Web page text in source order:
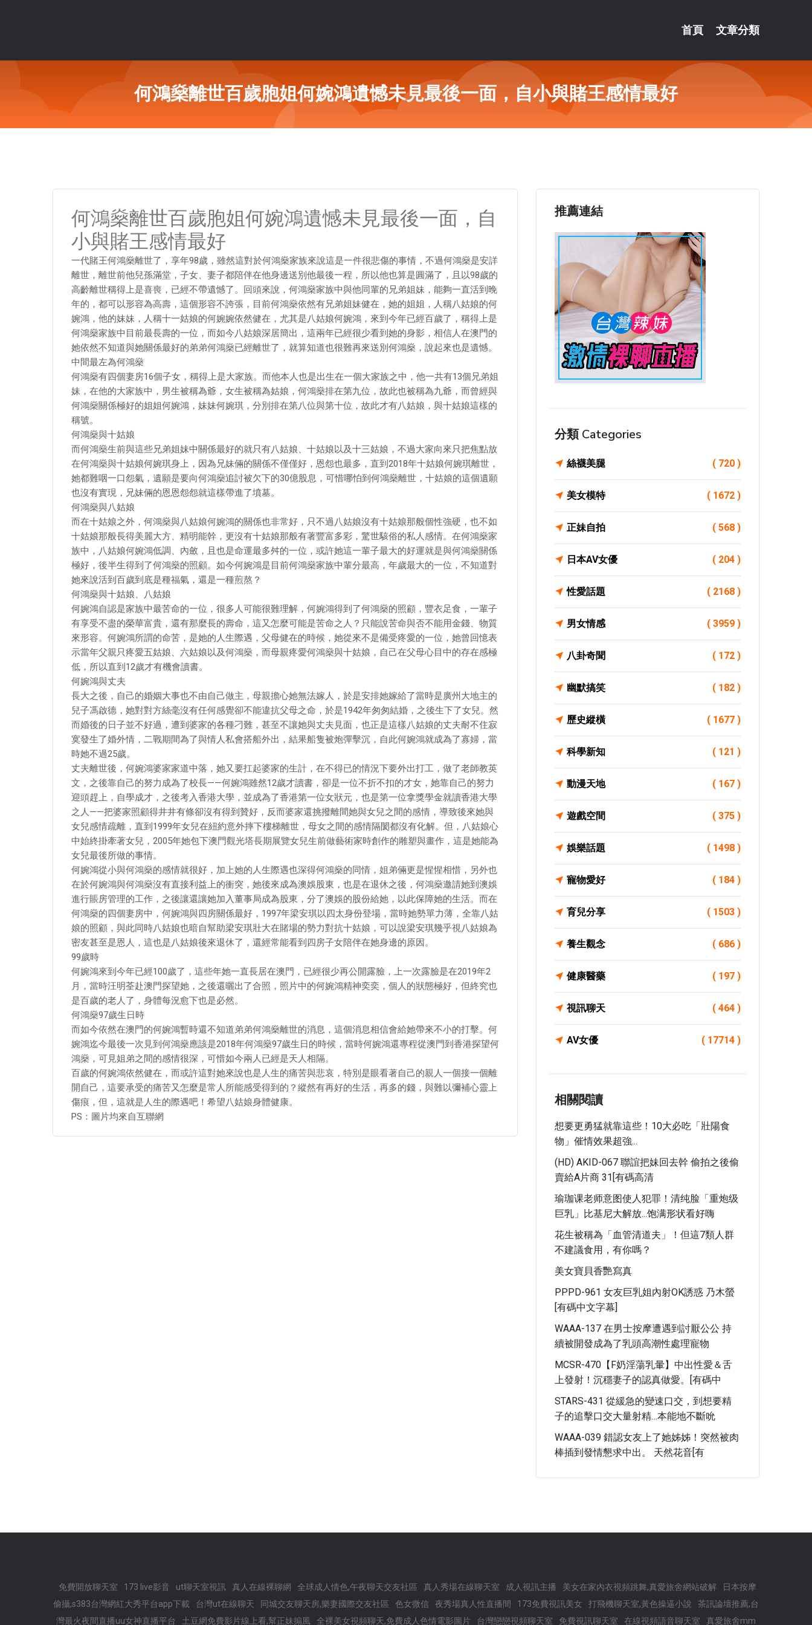
首頁 文章分類
何鴻燊離世百歲胞姐何婉鴻遺憾未見最後一面，自小與賭王感情最好
何鴻燊離世百歲胞姐何婉鴻遺憾未見最後一面，自
小與賭王感情最好
一代賭王何鴻燊離世了，享年98歲，雖然這對於何鴻燊家族來說這是一件很悲傷的事情，不過何鴻燊是安詳
離世，離世前他兒孫滿堂，子女、妻子都陪伴在他身邊送別他最後一程，所以他也算是圓滿了，且以98歲的
高齡離世稱得上是喜喪，已經不帶遺憾了。回頭來說，何鴻燊家族中與他同輩的兄弟姐妹，能夠一直活到晚
年的，都可以形容為高壽，這個形容不誇張，目前何鴻燊依然有兄弟姐妹健在，她的姐姐，人稱八姑娘的何
婉鴻，他的妹妹，人稱十一姑娘的何婉婉依然健在，尤其是八姑娘何婉鴻，來到今年已經百歲了，稱得上是
何鴻燊家族中目前最長壽的一位，而如今八姑娘深居簡出，這兩年已經很少看到她的身影，相信人在澳門的
她依然不知道與她關係最好的弟弟何鴻燊已經離世了，就算知道也很難再來送別何鴻燊，說起來也是遺憾。
中間最左為何鴻燊
何鴻燊有四個妻房16個子女，稱得上是大家族。而他本人也是出生在一個大家族之中，他一共有13個兄弟姐
妹，在他的大家族中，男生被稱為爺，女生被稱為姑娘，何鴻燊排在第九位，故此也被稱為九爺，而曾經與
何鴻燊關係極好的姐姐何婉鴻，妹妹何婉琪，分別排在第八位與第十位，故此才有八姑娘，與十姑娘這樣的
稱號。
何鴻燊與十姑娘
而何鴻燊生前與這些兄弟姐妹中關係最好的就只有八姑娘、十姑娘以及十三姑娘，不過大家向來只把焦點放
在何鴻燊與十姑娘何婉琪身上，因為兄妹倆的關係不僅僅好，恩怨也最多，直到2018年十姑娘何婉琪離世，
她都難咽一口怨氣，遺願是要向何鴻燊追討被欠下的30億股息，可惜哪怕到何鴻燊離世，十姑娘的這個遺願
也沒有實現，兄妹倆的恩恩怨怨就這樣帶進了墳墓。
何鴻燊與八姑娘
而在十姑娘之外，何鴻燊與八姑娘何婉鴻的關係也非常好，只不過八姑娘沒有十姑娘那般個性強硬，也不如
十姑娘那般長得美麗大方、精明能幹，更沒有十姑娘那般有著豐富多彩，驚世駭俗的私人感情。在何鴻燊家
族中，八姑娘何婉鴻低調、內斂，且也是命運最多舛的一位，或許她這一輩子最大的好運就是與何鴻燊關係
極好，後半生得到了何鴻燊的照顧。如今何婉鴻是目前何鴻燊家族中輩分最高，年歲最大的一位，不知道對
她來說活到百歲到底是種福氣，還是一種煎熬？
何鴻燊與十姑娘、八姑娘
何婉鴻自認是家族中最苦命的一位，很多人可能很難理解，何婉鴻得到了何鴻燊的照顧，豐衣足食，一輩子
有享受不盡的榮華富貴，還有那麼長的壽命，這又怎麼可能是苦命之人？只能說苦命與否不能用金錢、物質
來形容。何婉鴻所謂的命苦，是她的人生際遇，父母健在的時候，她從來不是備受疼愛的一位，她曾回憶表
示當年父親只疼愛五姑娘、六姑娘以及何鴻燊，而母親疼愛何鴻燊與十姑娘，自己在父母心目中的存在感極
低，所以直到12歲才有機會讀書。
何婉鴻與丈夫
長大之後，自己的婚姻大事也不由自己做主，母親擔心她無法嫁人，於是安排她嫁給了當時是廣州大地主的
兒子馮啟德，她對對方絲毫沒有任何感覺卻不能違抗父母之命，於是1942年匆匆結婚，之後生下了女兒。然
而婚後的日子並不好過，遭到婆家的各種刁難，甚至不讓她與丈夫見面，也正是這樣八姑娘的丈夫耐不住寂
寞發生了婚外情，二戰期間為了與情人私會搭船外出，結果船隻被炮彈擊沉，自此何婉鴻就成為了寡婦，當
時她不過25歲。
丈夫離世後，何婉鴻婆家家道中落，她又要扛起婆家的生計，在不得已的情況下要外出打工，做了老師教英
文，之後靠自己的努力成為了校長——何婉鴻雖然12歲才讀書，卻是一位不折不扣的才女，她靠自己的努力
迎頭趕上，自學成才，之後考入香港大學，並成為了香港第一位女狀元，也是第一位拿獎學金就讀香港大學
之人——把婆家照顧得井井有條卻沒有得到贊好，反而婆家還挑撥離間她與女兒之間的感情，導致後來她與
女兒感情疏離，直到1999年女兒在紐約意外摔下樓梯離世，母女之間的感情隔閡都沒有化解。但，八姑娘心
中始終掛牽著女兒，2005年她包下澳門觀光塔長期展覽女兒生前做藝術家時創作的雕塑與畫作，這是她能為
女兒最後所做的事情。
何婉鴻從小與何鴻燊的感情就很好，加上她的人生際遇也深得何鴻燊的同情，姐弟倆更是惺惺相惜，另外也
在於何婉鴻與何鴻燊沒有直接利益上的衝突，她後來成為澳娛股東，也是在退休之後，何鴻燊邀請她到澳娛
進行賬房管理的工作，之後讓還讓她加入董事局成為股東，分了澳娛的股份給她，以此保障她的生活。而在
何鴻燊的四個妻房中，何婉鴻與四房關係最好，1997年梁安琪以四太身份登場，當時她勢單力薄，全靠八姑
娘的照顧，與此同時八姑娘也暗自幫助梁安琪壯大在賭場的勢力對抗十姑娘，可以說梁安琪幾乎視八姑娘為
密友甚至是恩人，這也是八姑娘後來退休了，還經常能看到四房子女陪伴在她身邊的原因。
99歲時
何婉鴻來到今年已經100歲了，這些年她一直長居在澳門，已經很少再公開露臉，上一次露臉是在2019年2
月，當時汪明荃赴澳門探望她，之後還曬出了合照，照片中的何婉鴻精神奕奕，個人的狀態極好，但終究也
是百歲的老人了，身體每況愈下也是必然。
何鴻燊97歲生日時
而如今依然在澳門的何婉鴻暫時還不知道弟弟何鴻燊離世的消息，這個消息相信會給她帶來不小的打擊。何
婉鴻迄今最後一次見到何鴻燊應該是2018年何鴻燊97歲生日的時候，當時何婉鴻還專程從澳門到香港探望何
鴻燊，可見姐弟之間的感情很深，可惜如今兩人已經是天人相隔。
百歲的何婉鴻依然健在，而或許這對她來說也是人生的痛苦與悲哀，特別是眼看著自己的親人一個接一個離
開自己，這要承受的痛苦又怎麼是常人所能感受得到的？縱然有再好的生活，再多的錢，與難以彌補心靈上
傷痕，但，這就是人生的際遇吧！希望八姑娘身體健康。
PS：圖片均來自互聯網
推薦連結
分類 Categories
絲襪美腿 ( 720 )
美女模特 ( 1672 )
正妹自拍 ( 568 )
日本AV女優 ( 204 )
性愛話題 ( 2168 )
男女情感 ( 3959 )
八卦奇聞 ( 172 )
幽默搞笑 ( 182 )
歷史縱橫 ( 1677 )
科學新知 ( 121 )
動漫天地 ( 167 )
遊戲空間 ( 375 )
娛樂話題 ( 1498 )
寵物愛好 ( 184 )
育兒分享 ( 1503 )
養生觀念 ( 686 )
健康醫藥 ( 197 )
視訊聊天 ( 464 )
AV女優 ( 17714 )
相關閱讀
想要更勇猛就靠這些！10大必吃「壯陽食
物」催情效果超強...
(HD) AKID-067 聯誼把妹回去幹 偷拍之後偷
賣給A片商 31[有碼高清
瑜珈课老师意图使人犯罪！清纯脸「重炮级
巨乳」比基尼大解放...饱满形状看好嗨
花生被稱為「血管清道夫」！但這7類人群
不建議食用，有你嗎？
美女寶貝香艷寫真
PPPD-961 女友巨乳姐內射OK誘惑 乃木螢
[有碼中文字幕]
WAAA-137 在男士按摩遭遇到討厭公公 持
續被開發成為了乳頭高潮性處理寵物
MCSR-470【F奶淫蕩乳暈】中出性愛＆舌
上發射！沉穩妻子的認真做愛。[有碼中
STARS-431 從緩急的變速口交，到想要精
子的追擊口交大量射精…本能地不斷吮
WAAA-039 錯認女友上了她姊姊！突然被肉
棒插到發情懇求中出。 天然花音[有
免費開放聊天室 173 live影音 ut聊天室視訊 真人在線裸聊網 全球成人情色,午夜聊天交友社區 真人秀場在線聊天室 成人視訊主播 美女在家內衣視頻跳舞,真愛旅舍網站破解
日本按摩
偷攝,s383台灣網紅大秀平台app下載
台灣ut在線聊天 同城交友聊天房,樂妻國際交友社區 色女微信 夜秀場真人性直播間 173免費視訊美女 打飛機聊天室,黃色操逼小說
茶訊論壇推薦,台
灣最火夜間直播uu女神直播平台
土豆網免費影片線上看,幫正妹搧風 全裸美女視頻聊天,免費成人色情電影圖片 台灣戀戀視頻聊天室 免費視訊聊天室 在線視頻語音聊天室 真愛旅舍mm